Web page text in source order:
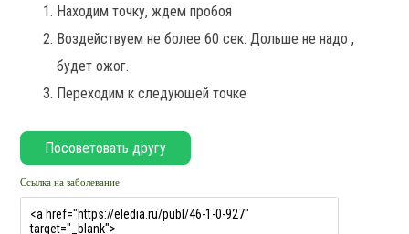
Находим точку, ждем пробоя
Воздействуем не более 60 сек. Дольше не надо ,
будет ожог.
Переходим к следующей точке
Ссылка на заболевание